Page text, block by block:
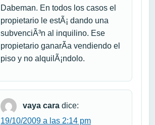
Dabeman. En todos los casos el
propietario le estÃ¡ dando una
subvenciÃ³n al inquilino. Ese
propietario ganarÃ­a vendiendo el
piso y no alquilÃ¡ndolo.
vaya cara dice:
19/10/2009 a las 2:14 pm